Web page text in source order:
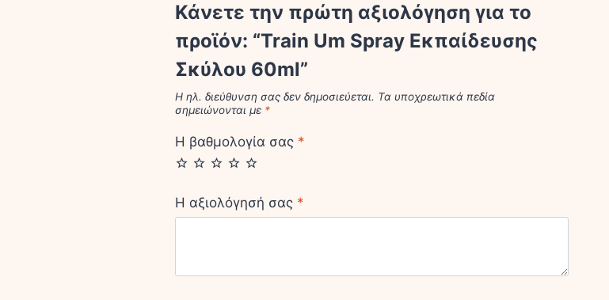
Κάνετε την πρώτη αξιολόγηση για το
προϊόν: “Train Um Spray Εκπαίδευσης
Σκύλου 60ml”
Η ηλ. διεύθυνση σας δεν δημοσιεύεται. Τα υποχρεωτικά πεδία
σημειώνονται με *
Η βαθμολογία σας *
Η αξιολόγησή σας *